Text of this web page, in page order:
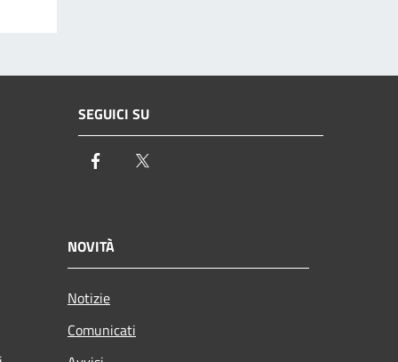
SEGUICI SU
Facebook
NOVITÀ
Notizie
Comunicati